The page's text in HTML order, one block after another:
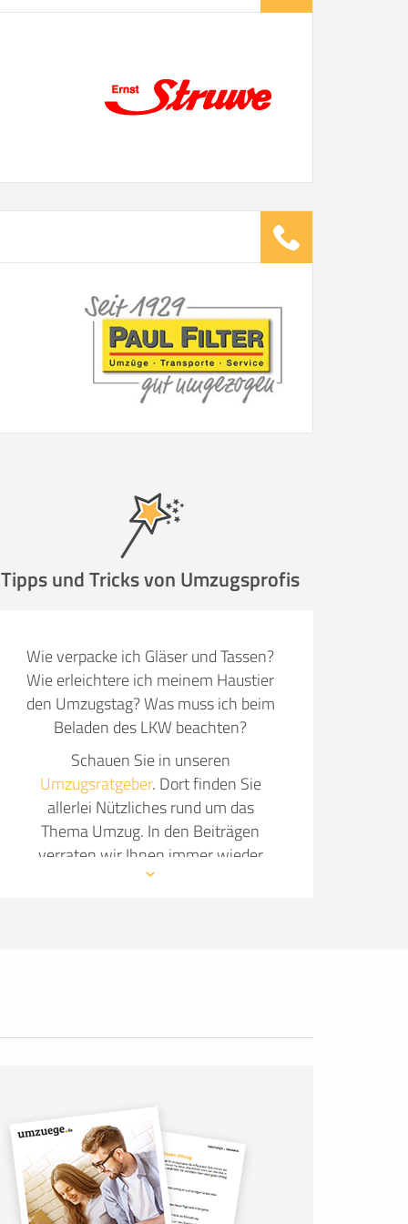
Tipps und Tricks von Umzugsprofis
Wie verpacke ich Gläser und Tassen?
Wie erleichtere ich meinem Haustier
den Umzugstag? Was muss ich beim
Beladen des LKW beachten?
Schauen Sie in unseren
Umzugsratgeber. Dort finden Sie
allerlei Nützliches rund um das
Thema Umzug. In den Beiträgen
verraten wir Ihnen immer wieder
neue Details, wie Sie Ihren Umzug so